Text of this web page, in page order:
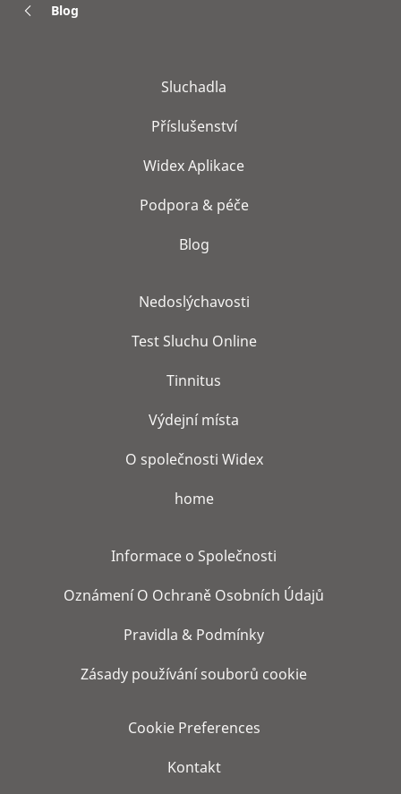
Blog
Sluchadla
Příslušenství
Widex Aplikace
Podpora & péče
Blog
Nedoslýchavosti
Test Sluchu Online
Tinnitus
Výdejní místa
O společnosti Widex
home
Informace o Společnosti
Oznámení O Ochraně Osobních Údajů
Pravidla & Podmínky
Zásady používání souborů cookie
Cookie Preferences
Kontakt